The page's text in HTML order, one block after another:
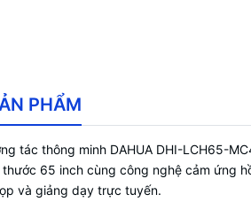
PHẨM
tác thông minh DAHUA DHI-LCH65-
thước 65 inch cùng công nghệ cảm ứng
và giảng dạy trực tuyến.